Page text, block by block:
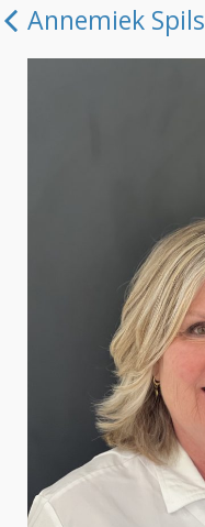
Annemiek Spils